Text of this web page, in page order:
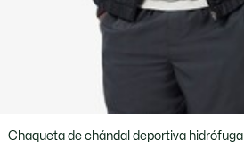
Chaqueta de chándal deportiva hidrófuga